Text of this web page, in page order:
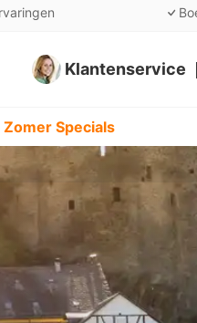
Klantenservice
Specials